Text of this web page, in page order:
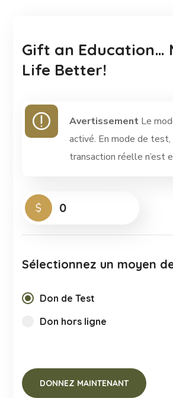
Gift an Education…
Life Better!
Avertissement Le
activé. En mode de test,
transaction réelle n’est
$ 0
Sélectionnez un moyen
Don de Test
Don hors ligne